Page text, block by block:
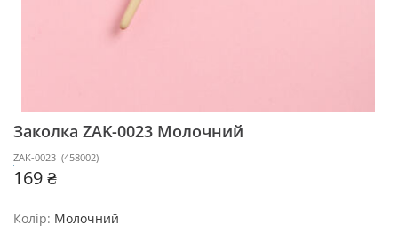
Заколка ZAK-0023 Молочний
ZAK-0023 (458002)
169 ₴
Колір: Молочний